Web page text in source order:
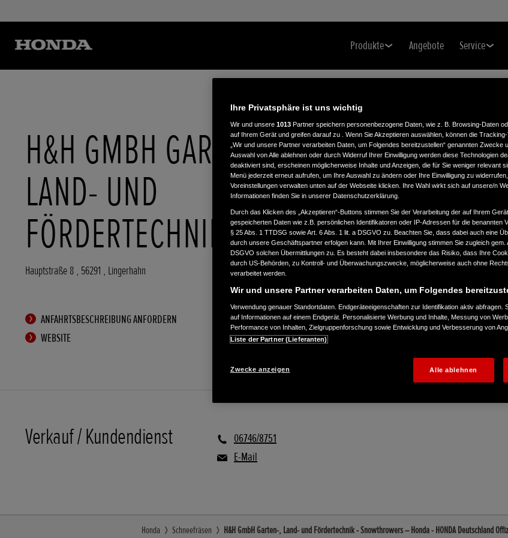
Produkte Angebote Service
H&H GMBH GARTEN-,
LAND- UND
FÖRDERTECHNIK
Hauptstraße 8 , 56291 , Lingerhahn
ANFAHRTSBESCHREIBUNG ANFORDERN
WEBSITE
Verkauf / Kundendienst
06746/8751
E-Mail
Honda Schneefräsen H&H GmbH Garten-, Land- und Fördertechnik - Snowthrowers – Honda - HONDA Deutschland
Ihre Privatsphäre ist uns wichtig
Wir und unsere 1013 Partner speichern personenbezogene Daten, wie z. B. Browsing-Daten
auf Ihrem Gerät und greifen darauf zu . Wenn Sie Akzeptieren auswählen, können die
„Wir und unsere Partner verarbeiten Daten, um Folgendes bereitzustellen“ genannten Zwecke
Auswahl von Alle ablehnen oder durch Widerruf Ihrer Einwilligung werden diese Technologien
deaktiviert sind, erscheinen möglicherweise Inhalte und Anzeigen, die für Sie weniger relevant
Menü jederzeit erneut aufrufen, um Ihre Auswahl zu ändern oder Ihre Einwilligung zu
Voreinstellungen verwalten unten auf der Webseite klicken. Ihre Wahl wirkt sich auf unsere/n
Informationen finden Sie in unserer Datenschutzerklärung.
Durch das Klicken des „Akzeptieren“-Buttons stimmen Sie der Verarbeitung der auf Ihrem
gespeicherten Daten wie z.B. persönlichen Identifikatoren oder IP-Adressen für die benannten
§ 25 Abs. 1 TTDSG sowie Art. 6 Abs. 1 lit. a DSGVO zu. Beachten Sie, dass dabei auch eine
durch unsere Geschäftspartner erfolgen kann. Mit Ihrer Einwilligung stimmen Sie zugleich gem.
DSGVO solchen Übermittlungen zu. Es besteht dabei insbesondere das Risiko, dass Ihre
durch US-Behörden, zu Kontroll- und Überwachungszwecke, möglicherweise auch ohne
verarbeitet werden.
Wir und unsere Partner verarbeiten Daten, um Folgendes
Verwendung genauer Standortdaten. Endgeräteeigenschaften zur Identifikation aktiv abfragen.
auf Informationen auf einem Endgerät. Personalisierte Werbung und Inhalte, Messung von
Performance von Inhalten, Zielgruppenforschung sowie Entwicklung und Verbesserung von
Liste der Partner (Lieferanten)
Zwecke anzeigen Alle ablehnen